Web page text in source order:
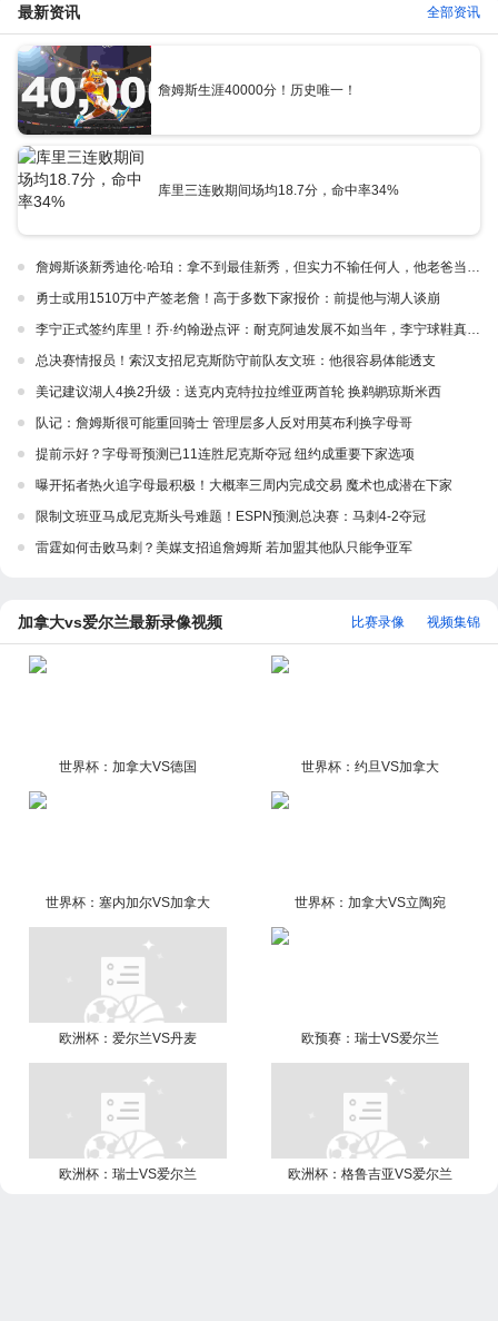
最新资讯 全部资讯
詹姆斯生涯40000分！历史唯一！
库里三连败期间场均18.7分，命中率34%
詹姆斯谈新秀迪伦·哈珀：拿不到最佳新秀，但实力不输任何人，他老爸当年可不行
勇士或用1510万中产签老詹！高于多数下家报价：前提他与湖人谈崩
李宁正式签约库里！乔·约翰逊点评：耐克阿迪发展不如当年，李宁球鞋真的很好，签库里正是他们想做的事
总决赛情报员！索汉支招尼克斯防守前队友文班：他很容易体能透支
美记建议湖人4换2升级：送克内克特拉拉维亚两首轮 换鹈鹕琼斯米西
队记：詹姆斯很可能重回骑士 管理层多人反对用莫布利换字母哥
提前示好？字母哥预测已11连胜尼克斯夺冠 纽约成重要下家选项
曝开拓者热火追字母最积极！大概率三周内完成交易 魔术也成潜在下家
限制文班亚马成尼克斯头号难题！ESPN预测总决赛：马刺4-2夺冠
雷霆如何击败马刺？美媒支招追詹姆斯 若加盟其他队只能争亚军
加拿大vs爱尔兰最新录像视频 视频集锦
比赛录像
世界杯：加拿大VS德国 世界杯：约旦VS加拿大
世界杯：塞内加尔VS加拿大 世界杯：加拿大VS立陶宛
欧洲杯：爱尔兰VS丹麦 欧预赛：瑞士VS爱尔兰
欧洲杯：瑞士VS爱尔兰 欧洲杯：格鲁吉亚VS爱尔兰